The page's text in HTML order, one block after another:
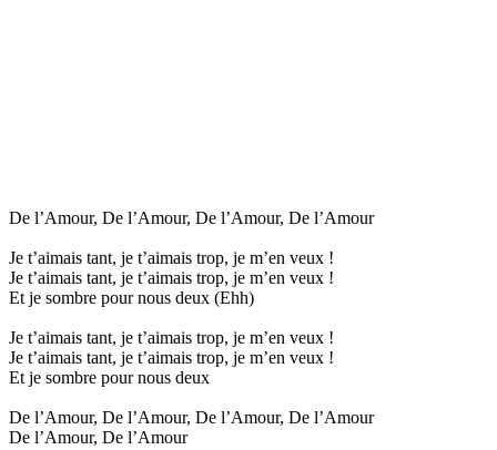
De l’Amour, De l’Amour, De l’Amour, De l’Amour
Je t’aimais tant, je t’aimais trop, je m’en veux !
Je t’aimais tant, je t’aimais trop, je m’en veux !
Et je sombre pour nous deux (Ehh)
Je t’aimais tant, je t’aimais trop, je m’en veux !
Je t’aimais tant, je t’aimais trop, je m’en veux !
Et je sombre pour nous deux
De l’Amour, De l’Amour, De l’Amour, De l’Amour
De l’Amour, De l’Amour